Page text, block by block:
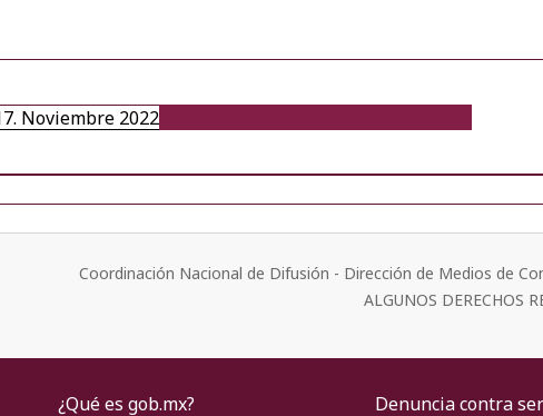
Noviembre 2022
Coordinación Nacional de Difusión - Dirección de Medios de
ALGUNOS DERECHOS
¿Qué es gob.mx?
Denuncia contra